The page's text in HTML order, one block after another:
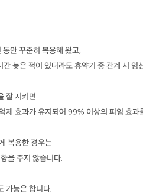
안 꾸준히 복용해 왔고,
간 늦은 적이 있더라도 휴약기 중 관계 시 임
잘 지키면
제 효과가 유지되어 99% 이상의 피임 효과
복용한 경우는
을 주지 않습니다.
가능은 합니다.